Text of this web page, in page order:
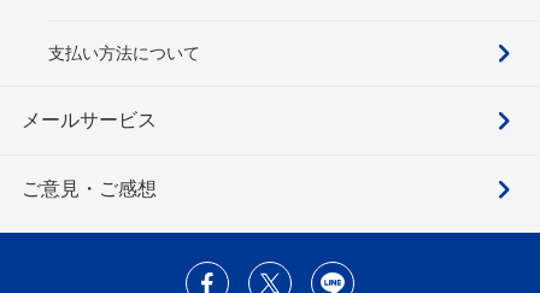
支払い方法について
メールサービス
ご意見・ご感想